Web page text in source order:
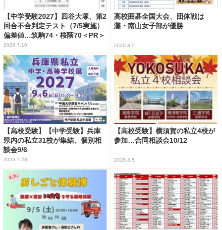
【中学受験2027】四谷大塚、第2
回合不合判定テスト（7/5実施）
偏差値…筑駒74・桜蔭70＜PR＞
2026.7.10
高校囲碁全国大会、団体戦は
灘・南山女子部が優勝
2026.8.5
【高校受験】【中学受験】兵庫
県内の私立31校が集結、個別相
談会9/6
2026.7.28
【高校受験】横須賀の私立4校が
参加…合同相談会10/12
2026.8.5